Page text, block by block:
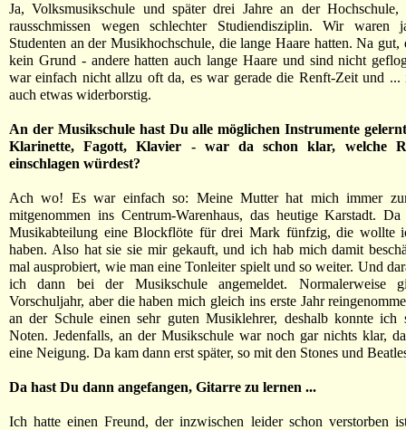
Ja, Volksmusikschule und später drei Jahre an der
rausschmissen wegen schlechter Studiendisziplin. Wir waren
Studenten an der Musikhochschule, die lange Haare hatten. Na gut,
kein Grund - andere hatten auch lange Haare und sind nicht
war einfach nicht allzu oft da, es war gerade die Renft-Zeit und ...
auch etwas widerborstig.
An der Musikschule hast Du alle möglichen Instrumente
Klarinette, Fagott, Klavier - war da schon klar, welche
einschlagen würdest?
Ach wo! Es war einfach so: Meine Mutter hat mich immer
mitgenommen ins Centrum-Warenhaus, das heutige Karstadt.
Musikabteilung eine Blockflöte für drei Mark fünfzig, die wollte
haben. Also hat sie sie mir gekauft, und ich hab mich damit
mal ausprobiert, wie man eine Tonleiter spielt und so weiter. Und
ich dann bei der Musikschule angemeldet. Normalerweise
Vorschuljahr, aber die haben mich gleich ins erste Jahr
an der Schule einen sehr guten Musiklehrer, deshalb konnte ich
Noten. Jedenfalls, an der Musikschule war noch gar nichts klar,
eine Neigung. Da kam dann erst später, so mit den Stones und
Da hast Du dann angefangen, Gitarre zu lernen ...
Ich hatte einen Freund, der inzwischen leider schon verstorben